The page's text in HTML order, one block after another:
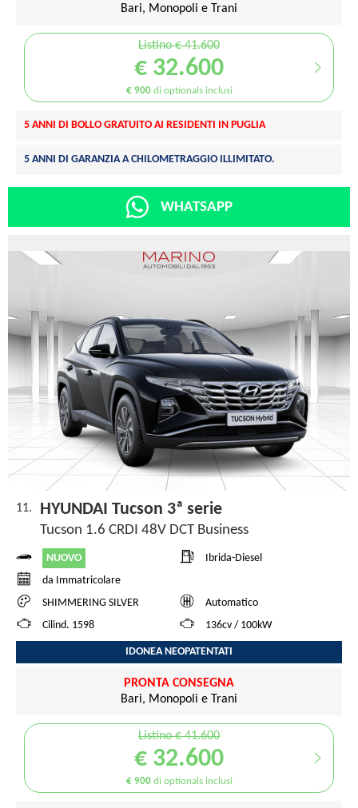
Bari, Monopoli e Trani
Listino € 41.600
€ 32.600
€ 900di optionals inclusi
5 ANNI DI BOLLO GRATUITO AI RESIDENTI IN PUGLIA
5 ANNI DI GARANZIA A CHILOMETRAGGIO ILLIMITATO.
WHATSAPP
11. HYUNDAI Tucson 3ª serie
Tucson 1.6 CRDI 48V DCT Business
NUOVO
Ibrida-Diesel
da Immatricolare
SHIMMERING SILVER
Automatico
Cilind. 1598
136cv / 100kW
IDONEA NEOPATENTATI
PRONTA CONSEGNA
Bari, Monopoli e Trani
Listino € 41.600
€ 32.600
€ 900di optionals inclusi